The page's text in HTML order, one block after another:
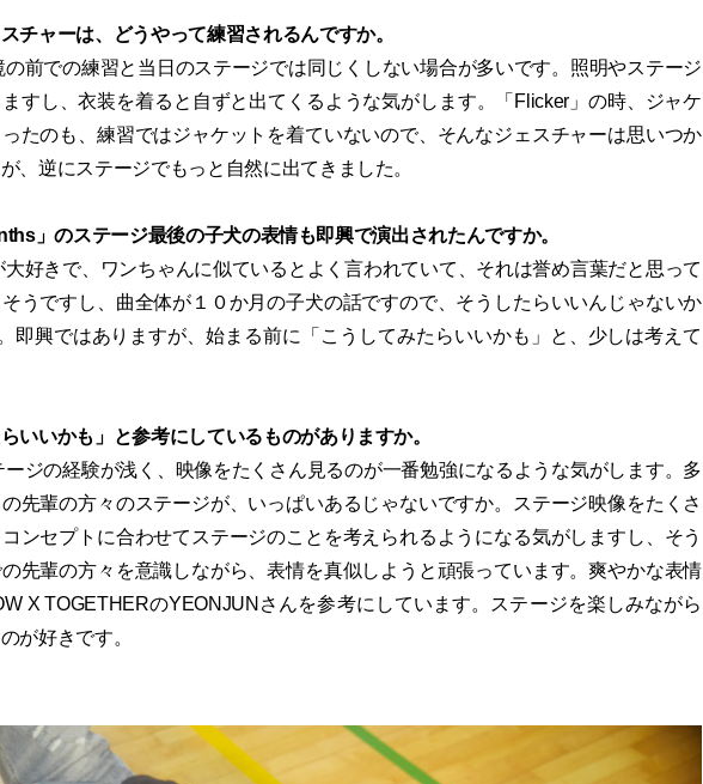
チャーは、どうやって練習されるんですか。
の前での練習と当日のステージでは同じくしない場合が多いです。照明やステージ
すし、衣装を着ると自ずと出てくるような気がします。「Flicker」の時、ジャケ
たのも、練習ではジャケットを着ていないので、そんなジェスチャーは思いつか
、逆にステージでもっと自然に出てきました。
」のステージ最後の子犬の表情も即興で演出されたんですか。
大好きで、ワンちゃんに似ているとよく言われていて、それは誉め言葉だと思って
うですし、曲全体が１０か月の子犬の話ですので、そうしたらいいんじゃないか
即興ではありますが、始まる前に「こうしてみたらいいかも」と、少しは考えて
らいいかも」と参考にしているものがありますか。
ージの経験が浅く、映像をたくさん見るのが一番勉強になるような気がします。多
先輩の方々のステージが、いっぱいあるじゃないですか。ステージ映像をたくさ
ンセプトに合わせてステージのことを考えられるようになる気がしますし、そう
先輩の方々を意識しながら、表情を真似しようと頑張っています。爽やかな表情
X TOGETHERのYEONJUNさんを参考にしています。ステージを楽しみながら
が好きです。